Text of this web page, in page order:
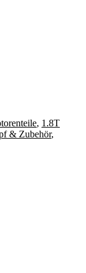
, 1.8T
& Zubehör,